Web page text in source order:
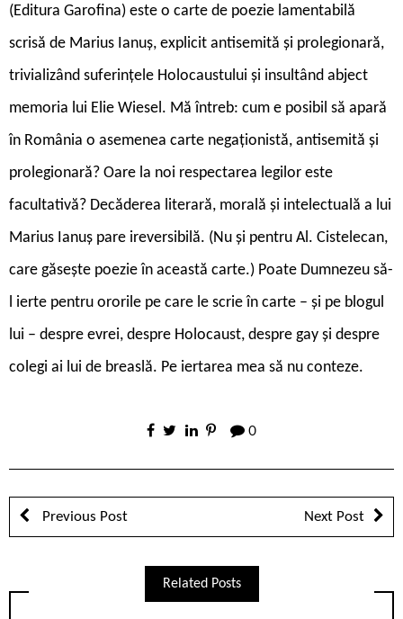
(Editura Garofina) este o carte de poezie lamentabilă
scrisă de Marius Ianuș, explicit antisemită și prolegionară,
trivializând suferințele Holocaustului și insultând abject
memoria lui Elie Wiesel. Mă întreb: cum e posibil să apară
în România o asemenea carte negaționistă, antisemită și
prolegionară? Oare la noi respectarea legilor este
facultativă? Decăderea literară, morală și intelectuală a lui
Marius Ianuș pare ireversibilă. (Nu și pentru Al. Cistelecan,
care găsește poezie în această carte.) Poate Dumnezeu să-
l ierte pentru ororile pe care le scrie în carte – și pe blogul
lui – despre evrei, despre Holocaust, despre gay și despre
colegi ai lui de breaslă. Pe iertarea mea să nu conteze.
0
Previous Post Next Post
Related Posts